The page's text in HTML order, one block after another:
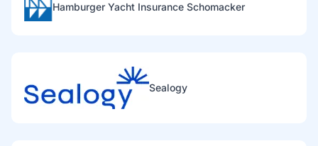
Hamburger Yacht Insurance Schomacker
Sealogy